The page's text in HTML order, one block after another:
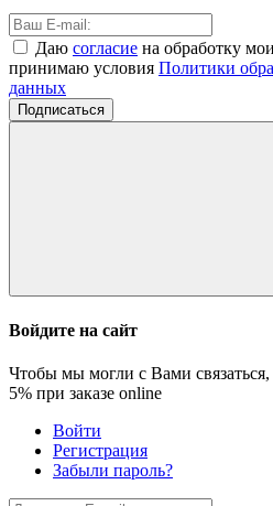
Даю согласие на обработку
принимаю условия Политики
данных
Подписаться
Войдите на сайт
Чтобы мы могли с Вами
5% при заказе online
Войти
Регистрация
Забыли пароль?